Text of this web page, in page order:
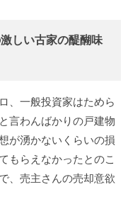
しい古家の醍醐味
、一般投資家はためら
言わんばかりの戸建物
が湧かないくらいの損
もらえなかったとのこ
、売主さんの売却意欲